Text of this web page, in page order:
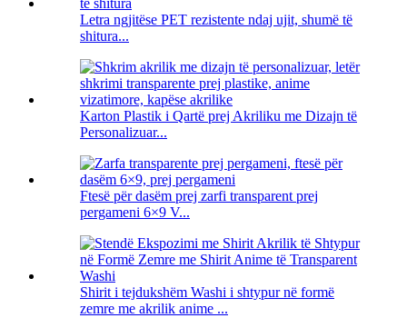
Letra ngjitëse PET rezistente ndaj ujit, shumë të
shitura...
Karton Plastik i Qartë prej Akriliku me Dizajn të
Personalizuar...
Ftesë për dasëm prej zarfi transparent prej
pergameni 6×9 V...
Shirit i tejdukshëm Washi i shtypur në formë
zemre me akrilik anime ...